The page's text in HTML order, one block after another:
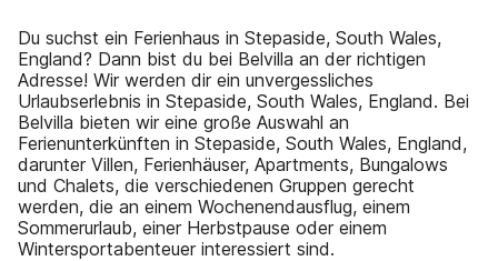
Du suchst ein Ferienhaus in Stepaside, South Wales,
England? Dann bist du bei Belvilla an der richtigen
Adresse! Wir werden dir ein unvergessliches
Urlaubserlebnis in Stepaside, South Wales, England. Bei
Belvilla bieten wir eine große Auswahl an
Ferienunterkünften in Stepaside, South Wales, England,
darunter Villen, Ferienhäuser, Apartments, Bungalows
und Chalets, die verschiedenen Gruppen gerecht
werden, die an einem Wochenendausflug, einem
Sommerurlaub, einer Herbstpause oder einem
Wintersportabenteuer interessiert sind.